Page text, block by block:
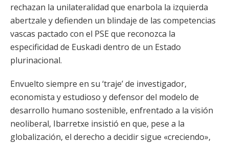
rechazan la unilateralidad que enarbola la izquierda
abertzale y defienden un blindaje de las competencias
vascas pactado con el PSE que reconozca la
especificidad de Euskadi dentro de un Estado
plurinacional.
Envuelto siempre en su ‘traje’ de investigador,
economista y estudioso y defensor del modelo de
desarrollo humano sostenible, enfrentado a la visión
neoliberal, Ibarretxe insistió en que, pese a la
globalización, el derecho a decidir sigue «creciendo»,